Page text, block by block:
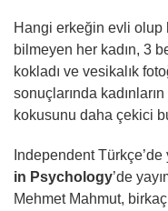
Hangi erkeğin evli
bilmeyen her kadın, 3
kokladı ve vesikalık
sonuçlarında
kokusunu daha çekici
Independent
in Psychology’de
Mehmet Mahmut,